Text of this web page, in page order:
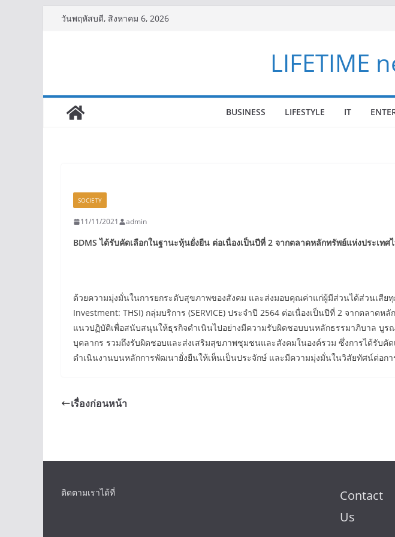
วันพฤหัสบดี, สิงหาคม 6, 2026
LIFETIME
BUSINESS LIFESTYLE IT
SOCIETY
11/11/2021 admin
BDMSได้รับคัดเลือกในฐานะหุ้นยั่งยืน ต่อเนื่องเป็นปีที่ 2 จากตลาดหลักทรัพย์แห่งประเทศ
ด้วยความมุ่งมั่นในการยกระดับสุขภาพของสังคม และส่งมอบคุณค่าแก่ผู้มีส่วนได้ส่วนเสีย
Investment: THSI) กลุ่มบริการ (SERVICE) ประจำปี 2564 ต่อเนื่องเป็นปีที่ 2 จากตลา
แนวปฏิบัติเพื่อสนับสนุนให้ธุรกิจดำเนินไปอย่างมีความรับผิดชอบบนหลักธรรมาภิบาล
บุคลากร รวมถึงรับผิดชอบและส่งเสริมสุขภาพชุมชนและสังคมในองค์รวม ซึ่งการได้รับคั
ดำเนินงานบนหลักการพัฒนายั่งยืนให้เห็นเป็นประจักษ์ และมีความมุ่งมั่นในวิสัยทัศน์ต่อก
เรื่องก่อนหน้า
ติดตามเราได้ที่
Contact
Us